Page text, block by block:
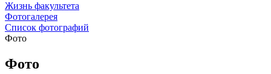
Жизнь факультета
Фотогалерея
Список фотографий
Фото
Фото